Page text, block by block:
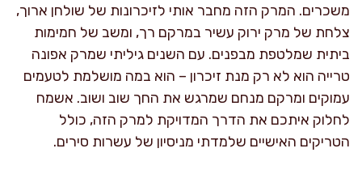
משכרים. המרק הזה מחבר אותי לזיכרונות של שולחן ארוך,
צלחת של מרק ירוק עשיר במרקם רך, ומשב של חמימות
ביתית שמלטפת מבפנים. עם השנים גיליתי שמרק אפונה
טרייה הוא לא רק מנת זיכרון – הוא במה מושלמת לטעמים
עמוקים ומרקם מנחם שמרגש את החך שוב ושוב. אשמח
לחלוק איתכם את הדרך המדויקת למרק הזה, כולל
הטריקים האישיים שלמדתי מניסיון של עשרות סירים.